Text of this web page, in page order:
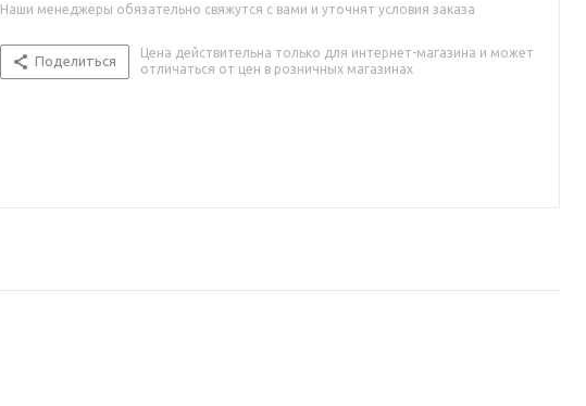
Наши менеджеры обязательно свяжутся с вами и уточнят условия заказа
Поделиться
Цена действительна только для интернет-магазина и может
отличаться от цен в розничных магазинах